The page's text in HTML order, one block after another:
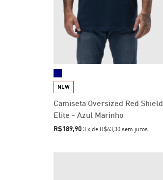
NEW
Camiseta Oversized Red Shield
Elite - Azul Marinho
R$189,90 3 x de R$63,30 sem juros